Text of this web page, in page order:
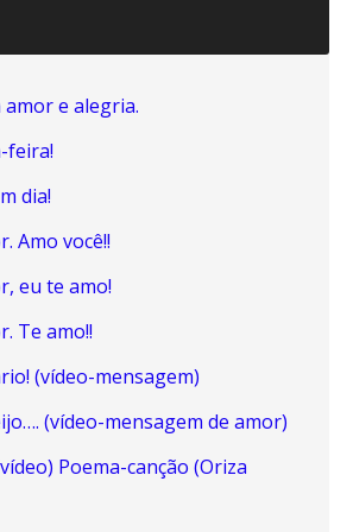
amor e alegria.
feira!
dia!
Amo você!!
eu te amo!
Te amo!!
(vídeo-mensagem)
(vídeo-mensagem de amor)
Poema-canção (Oriza